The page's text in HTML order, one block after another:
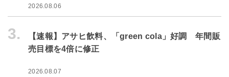
2026.08.06
3.
【速報】アサヒ飲料、「green cola」好調 年間販
売目標を4倍に修正
2026.08.07